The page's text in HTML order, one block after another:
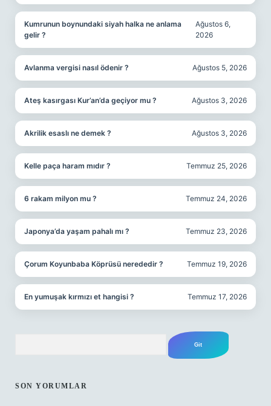
Kumrunun boynundaki siyah halka ne anlama
gelir ?
Ağustos 6,
2026
Avlanma vergisi nasıl ödenir ? Ağustos 5, 2026
Ateş kasırgası Kur’an’da geçiyor mu ? Ağustos 3, 2026
Akrilik esaslı ne demek ? Ağustos 3, 2026
Kelle paça haram mıdır ? Temmuz 25, 2026
6 rakam milyon mu ? Temmuz 24, 2026
Japonya’da yaşam pahalı mı ? Temmuz 23, 2026
Çorum Koyunbaba Köprüsü nerededir ? Temmuz 19, 2026
En yumuşak kırmızı et hangisi ? Temmuz 17, 2026
SON YORUMLAR